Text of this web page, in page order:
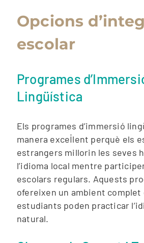
Opcions
escolar
Programes
Lingüística
Els programes d’immersió
manera excel·lent perquè els
estrangers millorin les seves
l’idioma local mentre
escolars regulars. Aquests
ofereixen un ambient complet
estudiants poden practicar
natural.